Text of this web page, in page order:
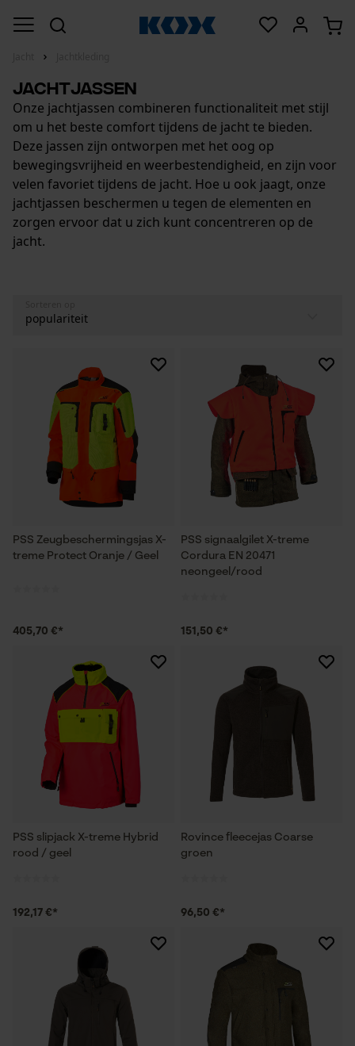
Jachtjassen
Onze jachtjassen combineren functionaliteit met stijl
om u het beste comfort tijdens de jacht te bieden.
Deze jassen zijn ontworpen met het oog op
bewegingsvrijheid en weerbestendigheid, en zijn voor
velen favoriet tijdens de jacht. Hoe u ook jaagt, onze
jachtjassen beschermen u tegen de elementen en
zorgen ervoor dat u zich kunt concentreren op de
jacht.
PSS Zeugbeschermingsjas X-
treme Protect Oranje / Geel
405,70 €*
PSS signaalgilet X-treme
Cordura EN 20471
neongeel/rood
151,50 €*
PSS slipjack X-treme Hybrid
rood / geel
192,17 €*
Rovince fleecejas Coarse
groen
96,50 €*